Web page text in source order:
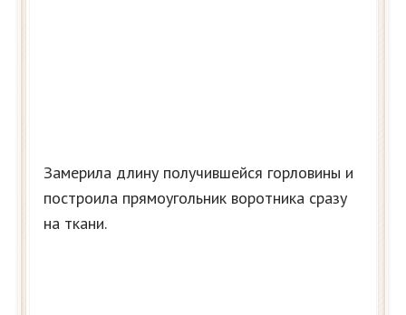
Замерила длину получившейся горловины и
построила прямоугольник воротника сразу
на ткани.